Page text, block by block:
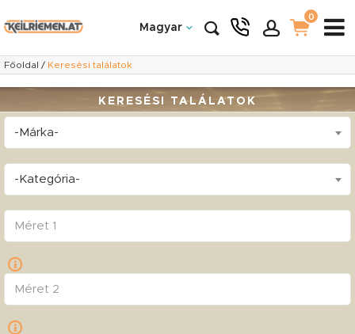
Magyar
0
Főoldal / Keresési találatok
KERESÉSI TALÁLATOK
-Márka-
-Kategória-